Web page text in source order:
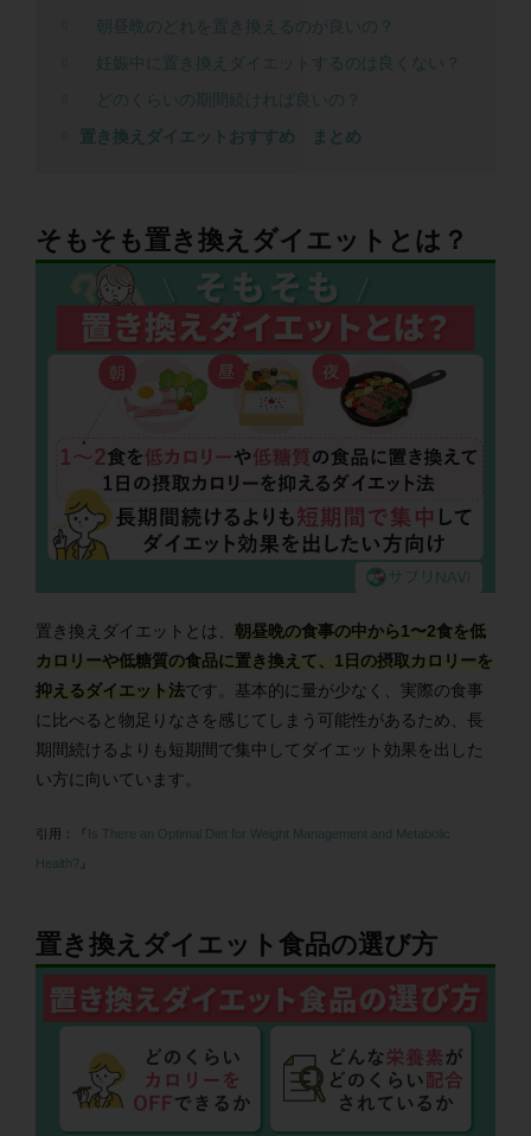
朝昼晩のどれを置き換えるのが良いの？
妊娠中に置き換えダイエットするのは良くない？
どのくらいの期間続ければ良いの？
置き換えダイエットおすすめ まとめ
そもそも置き換えダイエットとは？
置き換えダイエットとは、 朝昼晩の食事の中から1〜2食を低
カロリーや低糖質の食品に置き換えて、1日の摂取カロリーを
抑えるダイエット法です。基本的に量が少なく、実際の食事
に比べると物足りなさを感じてしまう可能性があるため、長
期間続けるよりも短期間で集中してダイエット効果を出した
い方に向いています。
引用：『 Is There an Optimal Diet for Weight Management and Metabolic
Health?
置き換えダイエット食品の選び方